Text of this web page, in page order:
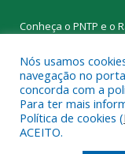
Conheça o PNTP e o
Todos os direitos
Nós usamos
navegação no
concorda com a
Para ter mais
Política de cookies (
ACEITO.